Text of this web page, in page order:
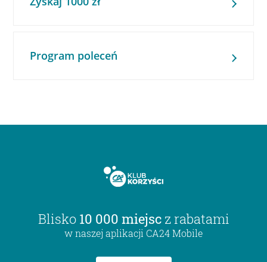
Program poleceń
Blisko 10 000 miejsc z rabatami
w naszej aplikacji CA24 Mobile